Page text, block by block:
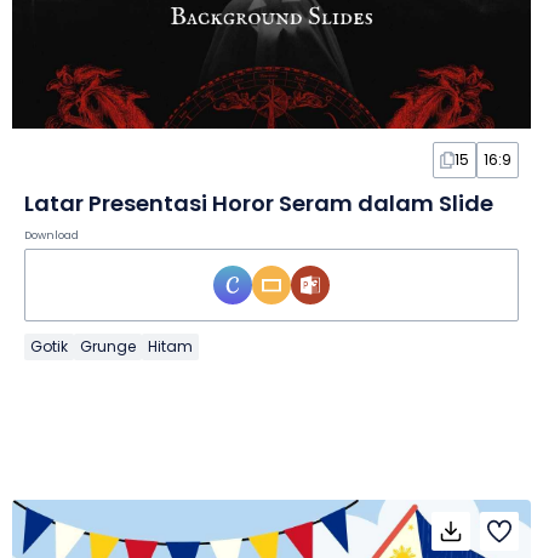
15 16:9
Latar Presentasi Horor Seram dalam Slide
Download
Gotik Grunge Hitam